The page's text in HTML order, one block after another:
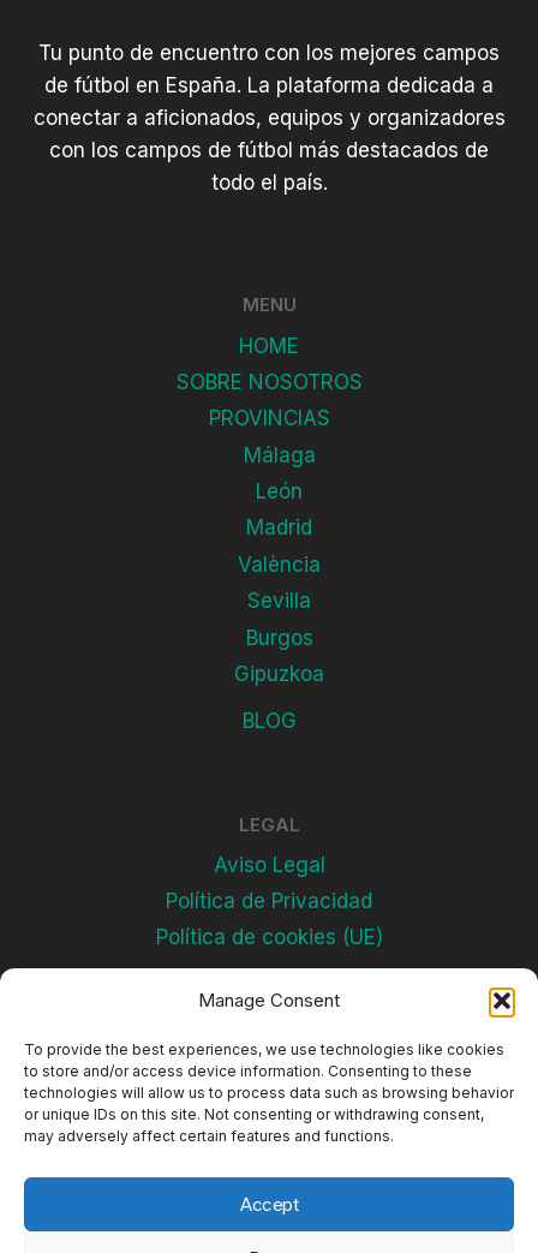
Manage Consent
To provide the best experiences, we use technologies like cookies
to store and/or access device information. Consenting to these
technologies will allow us to process data such as browsing behavior
or unique IDs on this site. Not consenting or withdrawing consent,
may adversely affect certain features and functions.
Accept
Tu punto de encuentro con los mejores campos
de fútbol en España. La plataforma dedicada a
conectar a aficionados, equipos y organizadores
con los campos de fútbol más destacados de
todo el país.
MENU
HOME
SOBRE NOSOTROS
PROVINCIAS
Málaga
León
Madrid
València
Sevilla
Burgos
Gipuzkoa
BLOG
LEGAL
Aviso Legal
Política de Privacidad
Política de cookies (UE)
Subscríbete